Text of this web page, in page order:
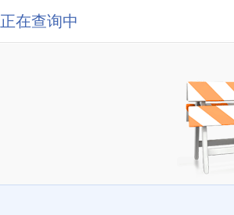
正在查询中